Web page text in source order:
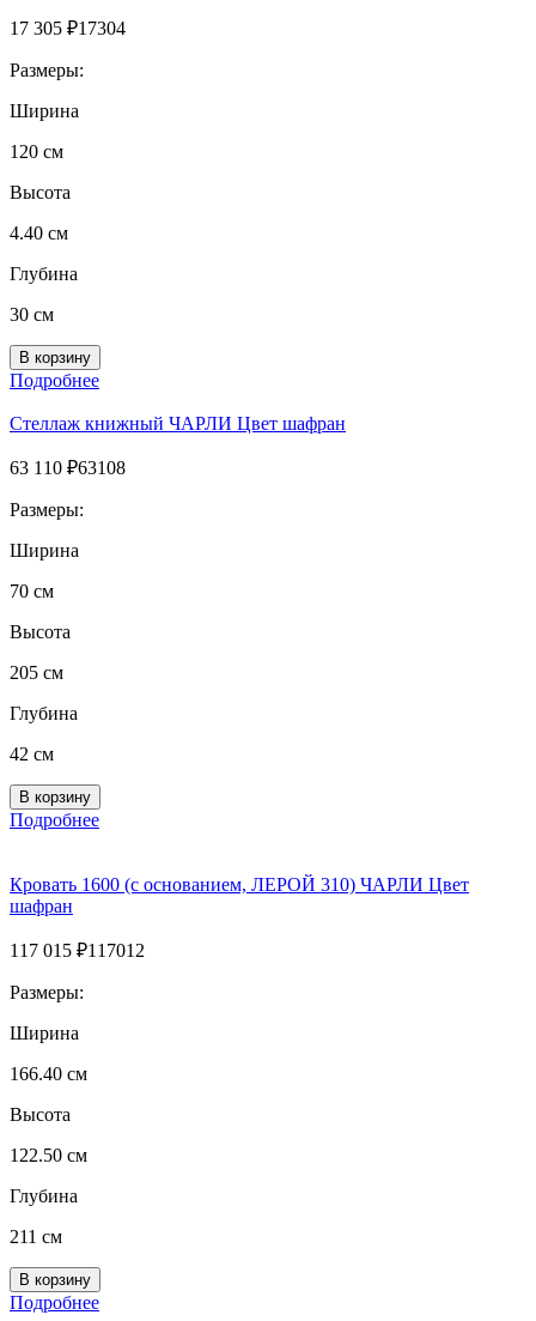
17 305 ₽17304
Размеры:
Ширина
120 см
Высота
4.40 см
Глубина
30 см
Подробнее
Стеллаж книжный ЧАРЛИ Цвет шафран
63 110 ₽63108
Размеры:
Ширина
70 см
Высота
205 см
Глубина
42 см
Подробнее
Кровать 1600 (с основанием, ЛЕРОЙ 310) ЧАРЛИ Цвет
шафран
117 015 ₽117012
Размеры:
Ширина
166.40 см
Высота
122.50 см
Глубина
211 см
Подробнее